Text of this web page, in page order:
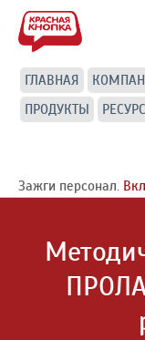
ГЛАВНАЯ
ПРОДУКТЫ
Зажги персонал.